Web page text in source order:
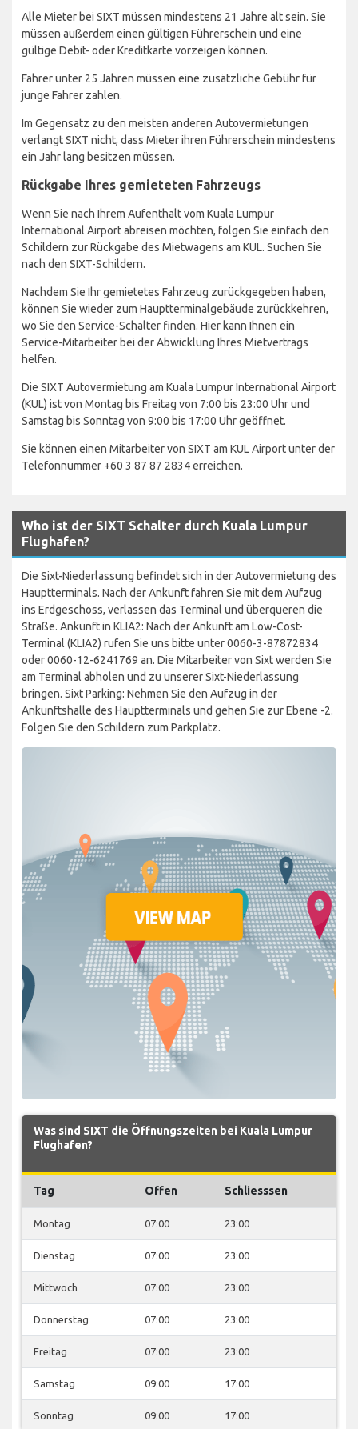
Alle Mieter bei SIXT müssen mindestens 21 Jahre alt sein. Sie
müssen außerdem einen gültigen Führerschein und eine
gültige Debit- oder Kreditkarte vorzeigen können.
Fahrer unter 25 Jahren müssen eine zusätzliche Gebühr für
junge Fahrer zahlen.
Im Gegensatz zu den meisten anderen Autovermietungen
verlangt SIXT nicht, dass Mieter ihren Führerschein mindestens
ein Jahr lang besitzen müssen.
Rückgabe Ihres gemieteten Fahrzeugs
Wenn Sie nach Ihrem Aufenthalt vom Kuala Lumpur
International Airport abreisen möchten, folgen Sie einfach den
Schildern zur Rückgabe des Mietwagens am KUL. Suchen Sie
nach den SIXT-Schildern.
Nachdem Sie Ihr gemietetes Fahrzeug zurückgegeben haben,
können Sie wieder zum Hauptterminalgebäude zurückkehren,
wo Sie den Service-Schalter finden. Hier kann Ihnen ein
Service-Mitarbeiter bei der Abwicklung Ihres Mietvertrags
helfen.
Die SIXT Autovermietung am Kuala Lumpur International Airport
(KUL) ist von Montag bis Freitag von 7:00 bis 23:00 Uhr und
Samstag bis Sonntag von 9:00 bis 17:00 Uhr geöffnet.
Sie können einen Mitarbeiter von SIXT am KUL Airport unter der
Telefonnummer +60 3 87 87 2834 erreichen.
Who ist der SIXT Schalter durch Kuala Lumpur
Flughafen?
Die Sixt-Niederlassung befindet sich in der Autovermietung des
Hauptterminals. Nach der Ankunft fahren Sie mit dem Aufzug
ins Erdgeschoss, verlassen das Terminal und überqueren die
Straße. Ankunft in KLIA2: Nach der Ankunft am Low-Cost-
Terminal (KLIA2) rufen Sie uns bitte unter 0060-3-87872834
oder 0060-12-6241769 an. Die Mitarbeiter von Sixt werden Sie
am Terminal abholen und zu unserer Sixt-Niederlassung
bringen. Sixt Parking: Nehmen Sie den Aufzug in der
Ankunftshalle des Hauptterminals und gehen Sie zur Ebene -2.
Folgen Sie den Schildern zum Parkplatz.
Was sind SIXT die Öffnungszeiten bei Kuala Lumpur
Flughafen?
Tag Offen Schliesssen
Montag 07:00 23:00
Dienstag 07:00 23:00
Mittwoch 07:00 23:00
Donnerstag 07:00 23:00
Freitag 07:00 23:00
Samstag 09:00 17:00
Sonntag 09:00 17:00